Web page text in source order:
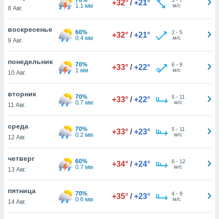
действия
рекламу
нашей
cookie
cookie
в
нашего
8 Авг.
1.1 мм
+32° / +21°
м/с
воскресенье
9 Авг.
60%
0.4 мм
+32° / +21° 2- 5
м/с
понедельник
10 Авг.
70%
1 мм
+33° / +22° 6- 9
м/с
вторник
11 Авг.
70%
0.7 мм
+33° / +22° 5- 11
м/с
среда
12 Авг.
70%
0.2 мм
+33° / +23° 5- 11
м/с
четверг
13 Авг.
60%
0.7 мм
+34° / +24° 6- 12
м/с
пятница
14 Авг.
70%
0.6 мм
+35° / +23° 4- 9
м/с